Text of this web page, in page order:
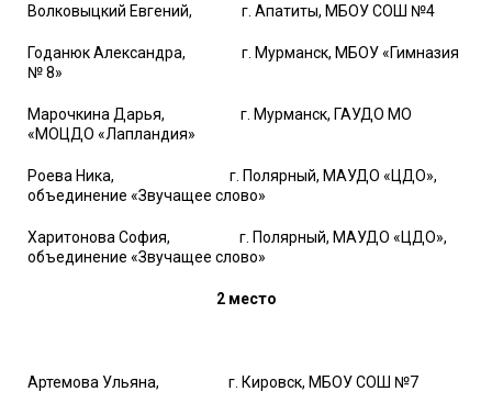
Волковыцкий Евгений, г. Апатиты, МБОУ СОШ №4
Годанюк Александра, г. Мурманск, МБОУ «Гимназия
№ 8»
Марочкина Дарья, г. Мурманск, ГАУДО МО
«МОЦДО «Лапландия»
Роева Ника, г. Полярный, МАУДО «ЦДО»,
объединение «Звучащее слово»
Харитонова София, г. Полярный, МАУДО «ЦДО»,
объединение «Звучащее слово»
2 место
Артемова Ульяна, г. Кировск, МБОУ СОШ №7